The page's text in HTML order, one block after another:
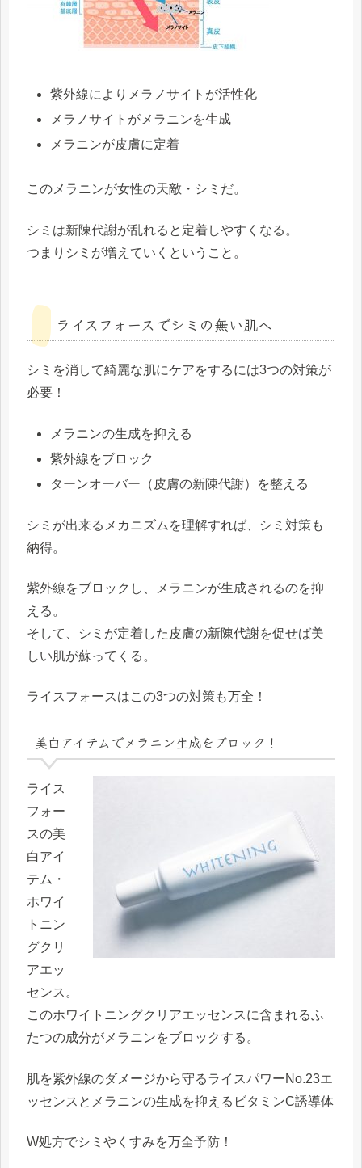
紫外線により メラノサイト が活性化
メラノサイトが メラニンを生成
メラニンが皮膚に定着
このメラニンが女性の天敵・シミだ。
シミは新陳代謝が乱れると定着しやすくなる。
つまり シミが増えていく ということ。
ライスフォースでシミの無い肌へ
シミを消して綺麗な肌にケアをするには3つの対策が
必要！
メラニンの生成を抑える
紫外線をブロック
ターンオーバー（皮膚の新陳代謝）を整える
シミが出来るメカニズムを理解すれば、シミ対策も
納得。
紫外線をブロックし、メラニンが生成されるのを抑
える。
そして、シミが定着した皮膚の新陳代謝を促せば美
しい肌が蘇ってくる 。
ライスフォースはこの3つの対策も万全！
美白アイテムでメラニン生成をブロック！
ライス
フォー
スの美
白アイ
テム・
ホワイ
トニン
グクリ
アエッ
センス。
このホワイトニングクリアエッセンスに含まれるふ
たつの成分がメラニンをブロックする。
肌を紫外線のダメージから守るライスパワーNo.23エ
ッセンス とメラニンの生成を抑える ビタミンC誘導体
W処方でシミやくすみを万全予防！